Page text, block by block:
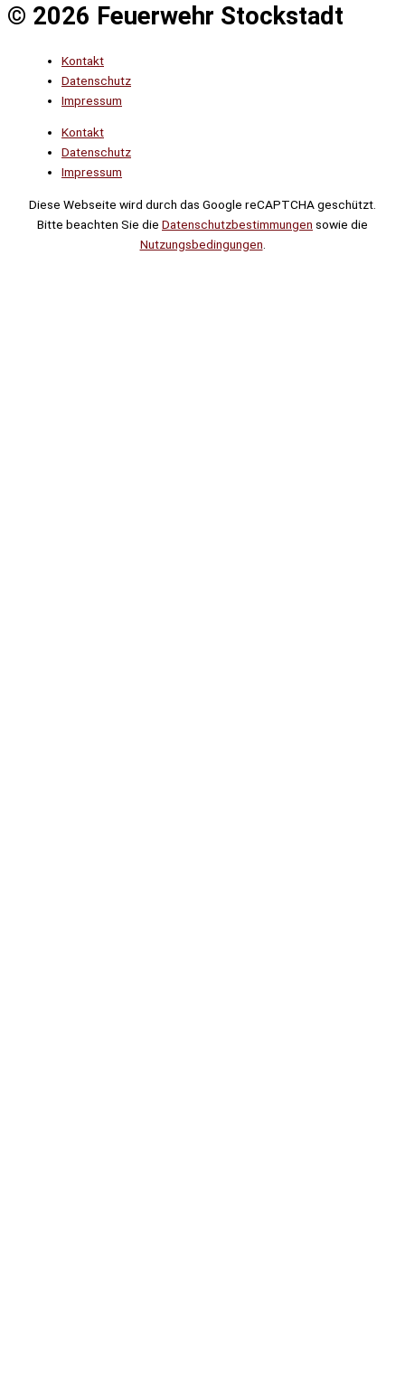
© 2026 Feuerwehr Stockstadt
Kontakt
Datenschutz
Impressum
Kontakt
Datenschutz
Impressum
Diese Webseite wird durch das Google reCAPTCHA geschützt.
Bitte beachten Sie die Datenschutzbestimmungen sowie die
Nutzungsbedingungen